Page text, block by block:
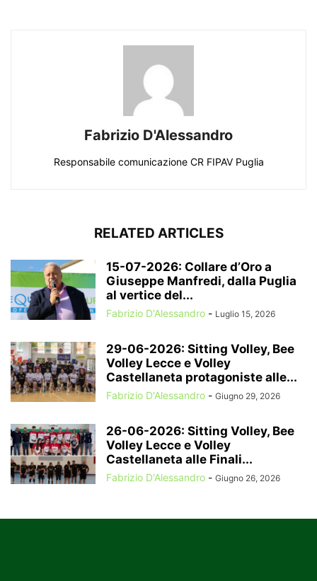
Fabrizio D'Alessandro
Responsabile comunicazione CR FIPAV Puglia
RELATED ARTICLES
15-07-2026: Collare d’Oro a
Giuseppe Manfredi, dalla Puglia
al vertice del...
Fabrizio D'Alessandro - Luglio 15, 2026
29-06-2026: Sitting Volley, Bee
Volley Lecce e Volley
Castellaneta protagoniste alle...
Fabrizio D'Alessandro - Giugno 29, 2026
26-06-2026: Sitting Volley, Bee
Volley Lecce e Volley
Castellaneta alle Finali...
Fabrizio D'Alessandro - Giugno 26, 2026